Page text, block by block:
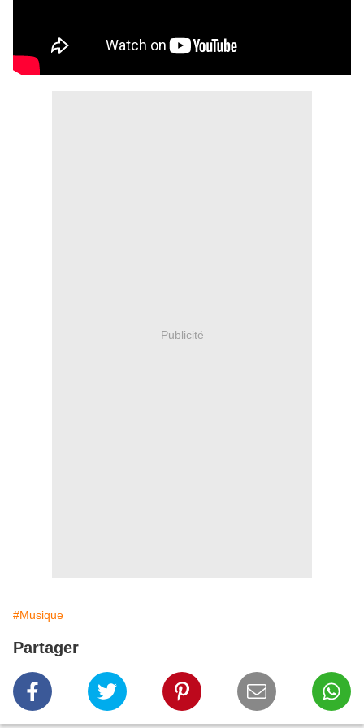
Publicité
#Musique
Partager